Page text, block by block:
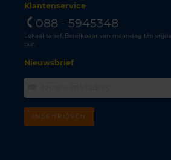
Klantenservice
088 - 5945348
Lokaal tarief. Bereikbaar van maandag t/m
uur.
Nieuwsbrief
INSCHRIJVEN